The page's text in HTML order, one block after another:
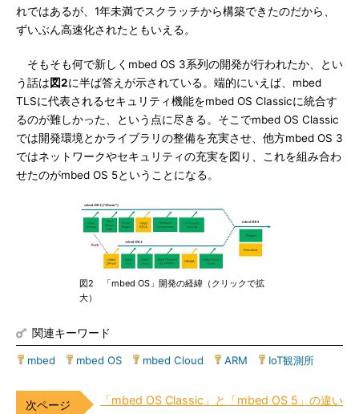
れではあるが、1年未満でスクラッチから構築できたのだから、
ずいぶん高速化されたともいえる。
そもそも何で新しくmbed OS 3系列の開発が行われたか、とい
う話は図2に半ば答えが示されている。端的にいえば、mbed
TLSに代表されるセキュリティ機能をmbed OS Classicに統合す
るのが難しかった、という点に尽きる。そこでmbed OS Classic
では開発環境とかライブラリの整備を充実させ、他方mbed OS 3
ではネットワークやセキュリティの充実を図り、これを組み合わ
せたのがmbed OS 5ということになる。
図2 「mbed OS」開発の経緯（クリックで拡
大）
関連キーワード
mbed mbed OS mbed Cloud ARM IoT観測所
「mbed OS Classic」と「mbed OS 5」の違い